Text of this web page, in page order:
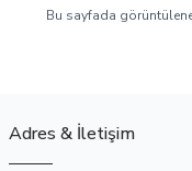
Bu sayfada
Adres & İletişim